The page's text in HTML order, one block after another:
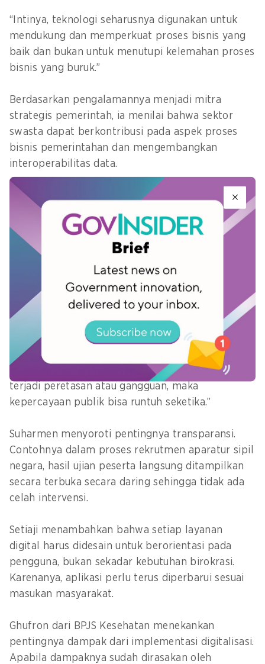
“Intinya, teknologi seharusnya digunakan untuk
mendukung dan memperkuat proses bisnis yang
baik dan bukan untuk menutupi kelemahan proses
bisnis yang buruk.”
Berdasarkan pengalamannya menjadi mitra
strategis pemerintah, ia menilai bahwa sektor
swasta dapat berkontribusi pada aspek proses
bisnis pemerintahan dan mengembangkan
interoperabilitas data.
Meningkatkan kepercayaan publik
Di penghujung sesi, moderator menanyakan
tentang bagaimana digitalisasi dapat membangun
kepercayaan dan transparansi publik.
Feri menyambut pertanyaan itu dengan
mengatakan bahwa fondasi utama kepercayaan
adalah keamanan siber sehingga investasi pada
keamanan adalah sebuah keharusan.
“Sebagus apa pun sistem yang dibangun, jika
terjadi peretasan atau gangguan, maka
kepercayaan publik bisa runtuh seketika.”
Suharmen menyoroti pentingnya transparansi.
Contohnya dalam proses rekrutmen aparatur sipil
negara, hasil ujian peserta langsung ditampilkan
secara terbuka secara daring sehingga tidak ada
celah intervensi.
Setiaji menambahkan bahwa setiap layanan
digital harus didesain untuk berorientasi pada
pengguna, bukan sekadar kebutuhan birokrasi.
Karenanya, aplikasi perlu terus diperbarui sesuai
masukan masyarakat.
Ghufron dari BPJS Kesehatan menekankan
pentingnya dampak dari implementasi digitalisasi.
Apabila dampaknya sudah dirasakan oleh